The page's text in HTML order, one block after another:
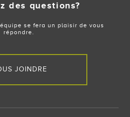
des questions?
se fera un plaisir de vous
répondre.
JOINDRE